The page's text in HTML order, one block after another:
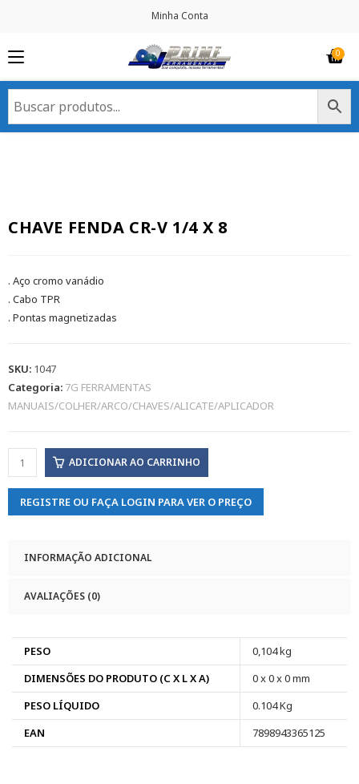
Minha Conta
CHAVE FENDA CR-V 1/4 X 8
. Aço cromo vanádio
. Cabo TPR
. Pontas magnetizadas
SKU: 1047
Categoria: 7G FERRAMENTAS
MANUAIS/COLHER/ARCO/CHAVES/ALICATE/APLICADOR
ADICIONAR AO CARRINHO
REGISTRE OU FAÇA LOGIN PARA VER O PREÇO
INFORMAÇÃO ADICIONAL
AVALIAÇÕES (0)
PESO
0,104 kg
DIMENSÕES DO PRODUTO (C X L X A)
0 x 0 x 0 mm
PESO LÍQUIDO
0.104 Kg
EAN
7898943365125